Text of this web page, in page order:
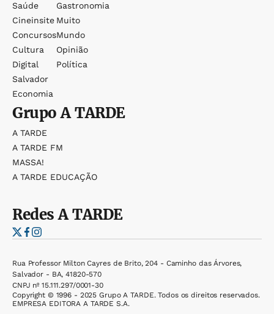
Saúde
Cineinsite
Concursos
Cultura
Digital
Salvador
Economia
Gastronomia
Muito
Mundo
Opinião
Política
GrupoA TARDE
A TARDE
A TARDE FM
MASSA!
A TARDE EDUCAÇÃO
RedesA TARDE
Rua Professor Milton Cayres de Brito, 204 - Caminho das Árvores,
Salvador - BA, 41820-570
CNPJ nº 15.111.297/0001-30
Copyright © 1996 - 2025 Grupo A TARDE. Todos os direitos reservados.
EMPRESA EDITORA A TARDE S.A.